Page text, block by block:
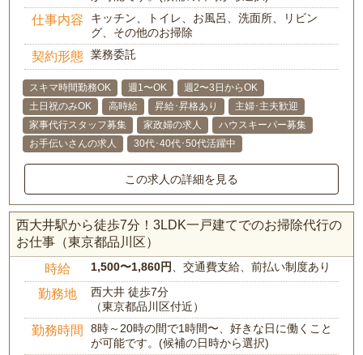
仕事内容
キッチン、トイレ、お風呂、洗面所、リビン
グ、その他のお掃除
契約形態 業務委託
スキマ時間勤務OK 週1〜OK
週2〜3日からOK
土日祝のみOK
高時給 昇給･昇格あり
主婦･主夫歓迎
家事代行スタッフ募集
家政婦の求人
ハウスキーパー募集
お手伝いさんの求人
30代･40代･50代活躍中
この求人の詳細を見る
西大井駅から徒歩7分！3LDK一戸建てでのお掃除代行の
お仕事（東京都品川区）
時給 1,500〜1,860円 、交通費支給、前払い制度あり
勤務地
西大井 徒歩7分
（東京都品川区付近）
勤務時間
8時～20時の間で1時間〜、好きな日に働くこと
が可能です。(候補の日時から選択)